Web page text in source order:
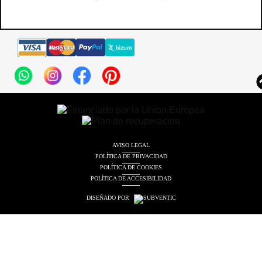
AVISO LEGAL
POLÍTICA DE PRIVACIDAD
POLÍTICA DE COOKIES
POLÍTICA DE ACCESIBILIDAD
DISEÑADO POR